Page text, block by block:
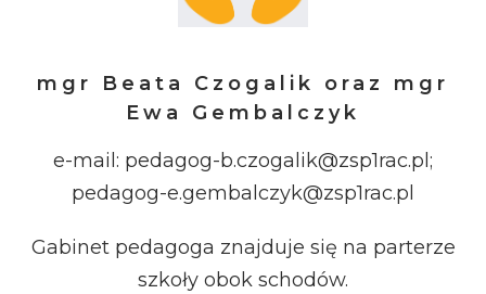
mgr Beata Czogalik oraz mgr
Ewa Gembalczyk
e-mail: pedagog-b.czogalik@zsp1rac.pl;
pedagog-e.gembalczyk@zsp1rac.pl
Gabinet pedagoga znajduje się na parterze
szkoły obok schodów.